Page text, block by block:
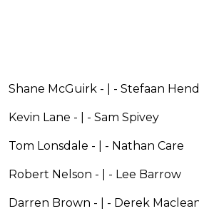
Shane McGuirk - | - Stefaan
Kevin Lane - | - Sam Spivey
Tom Lonsdale - | - Nathan Care
Robert Nelson - | - Lee Barrow
Darren Brown - | - Derek